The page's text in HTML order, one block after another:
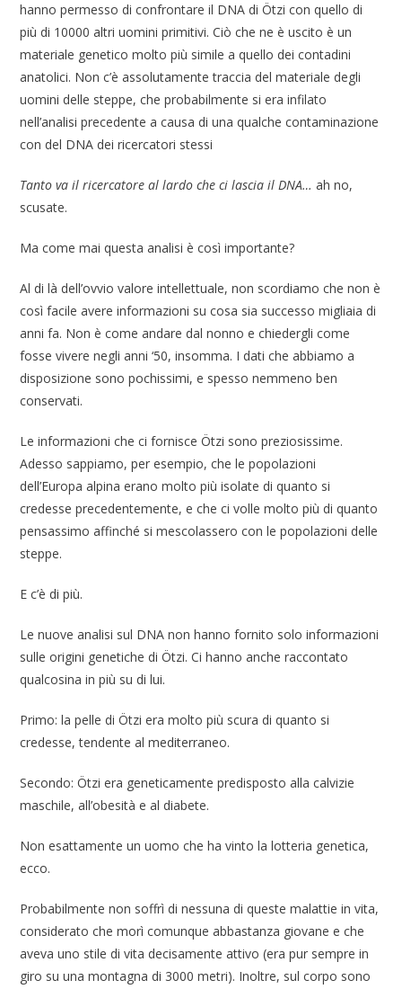
hanno permesso di confrontare il DNA di Ötzi con quello di
più di 10000 altri uomini primitivi. Ciò che ne è uscito è un
materiale genetico molto più simile a quello dei contadini
anatolici. Non c’è assolutamente traccia del materiale degli
uomini delle steppe, che probabilmente si era infilato
nell’analisi precedente a causa di una qualche contaminazione
con del DNA dei ricercatori stessi
Tanto va il ricercatore al lardo che ci lascia il DNA…ah no,
scusate.
Ma come mai questa analisi è così importante?
Al di là dell’ovvio valore intellettuale, non scordiamo che non è
così facile avere informazioni su cosa sia successo migliaia di
anni fa. Non è come andare dal nonno e chiedergli come
fosse vivere negli anni ‘50, insomma. I dati che abbiamo a
disposizione sono pochissimi, e spesso nemmeno ben
conservati.
Le informazioni che ci fornisce Ötzi sono preziosissime.
Adesso sappiamo, per esempio, che le popolazioni
dell’Europa alpina erano molto più isolate di quanto si
credesse precedentemente, e che ci volle molto più di quanto
pensassimo affinché si mescolassero con le popolazioni delle
steppe.
E c’è di più.
Le nuove analisi sul DNA non hanno fornito solo informazioni
sulle origini genetiche di Ötzi. Ci hanno anche raccontato
qualcosina in più su di lui.
Primo: la pelle di Ötzi era molto più scura di quanto si
credesse, tendente al mediterraneo.
Secondo: Ötzi era geneticamente predisposto alla calvizie
maschile, all’obesità e al diabete.
Non esattamente un uomo che ha vinto la lotteria genetica,
ecco.
Probabilmente non soffrì di nessuna di queste malattie in vita,
considerato che morì comunque abbastanza giovane e che
aveva uno stile di vita decisamente attivo (era pur sempre in
giro su una montagna di 3000 metri). Inoltre, sul corpo sono